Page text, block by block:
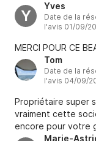
Y
Yves
Date de la
l'avis 01/09/
MERCI POUR CE
Tom
Date de la
l'avis 04/09/
Propriétaire super
vraiment cette
encore pour votre
Marie-